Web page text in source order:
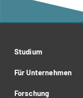
Studium
Für Unternehmen
Forschung